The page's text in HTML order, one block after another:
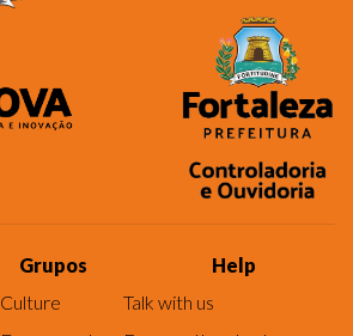
Grupos
Culture
Help
Talk with us